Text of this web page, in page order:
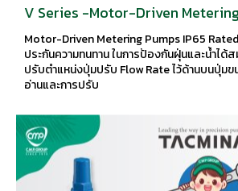
V Series -Motor-Driven
TACMINA
Motor-Driven Metering Pumps IP65
ประกันความทนทาน ในการป้องกันฝุ่นและน้ำไ
ปรับตำแหน่งปุ่มปรับ Flow Rate ไว้ด้านบนปุ่ม
อ่านและการปรับ